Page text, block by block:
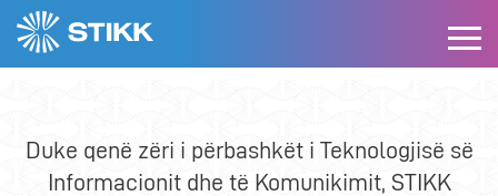
Kush jemi ne Objektivat tona Projektet
Duke qenë zëri i përbashkët i Teknologjisë së
Informacionit dhe të Komunikimit, STIKK